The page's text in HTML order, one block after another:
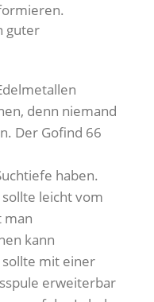
guter
denn niemand
Der Gofind 66
haben.
leicht vom
man
kann
mit einer
erweiterbar